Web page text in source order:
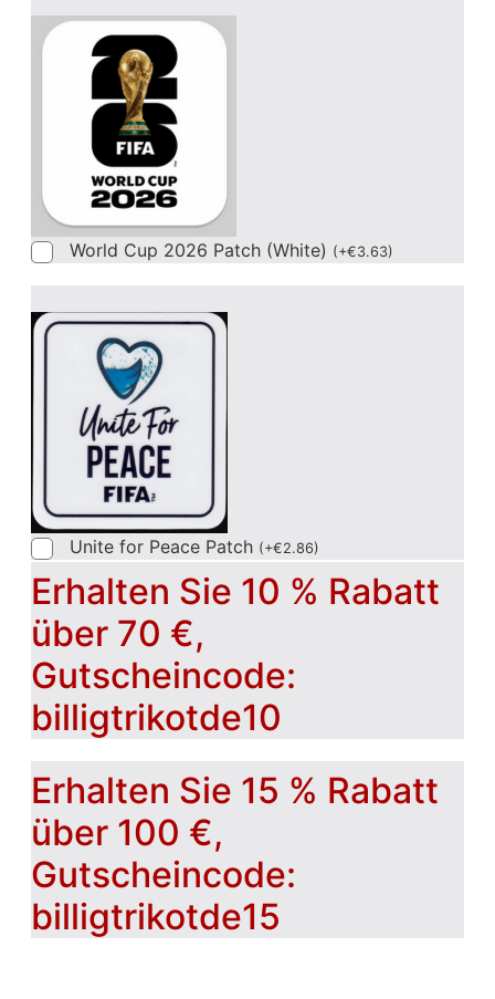
World Cup 2026 Patch (White) (+€3.63)
Unite for Peace Patch (+€2.86)
Erhalten Sie 10 % Rabatt
über 70 €,
Gutscheincode:
billigtrikotde10
Erhalten Sie 15 % Rabatt
über 100 €,
Gutscheincode:
billigtrikotde15